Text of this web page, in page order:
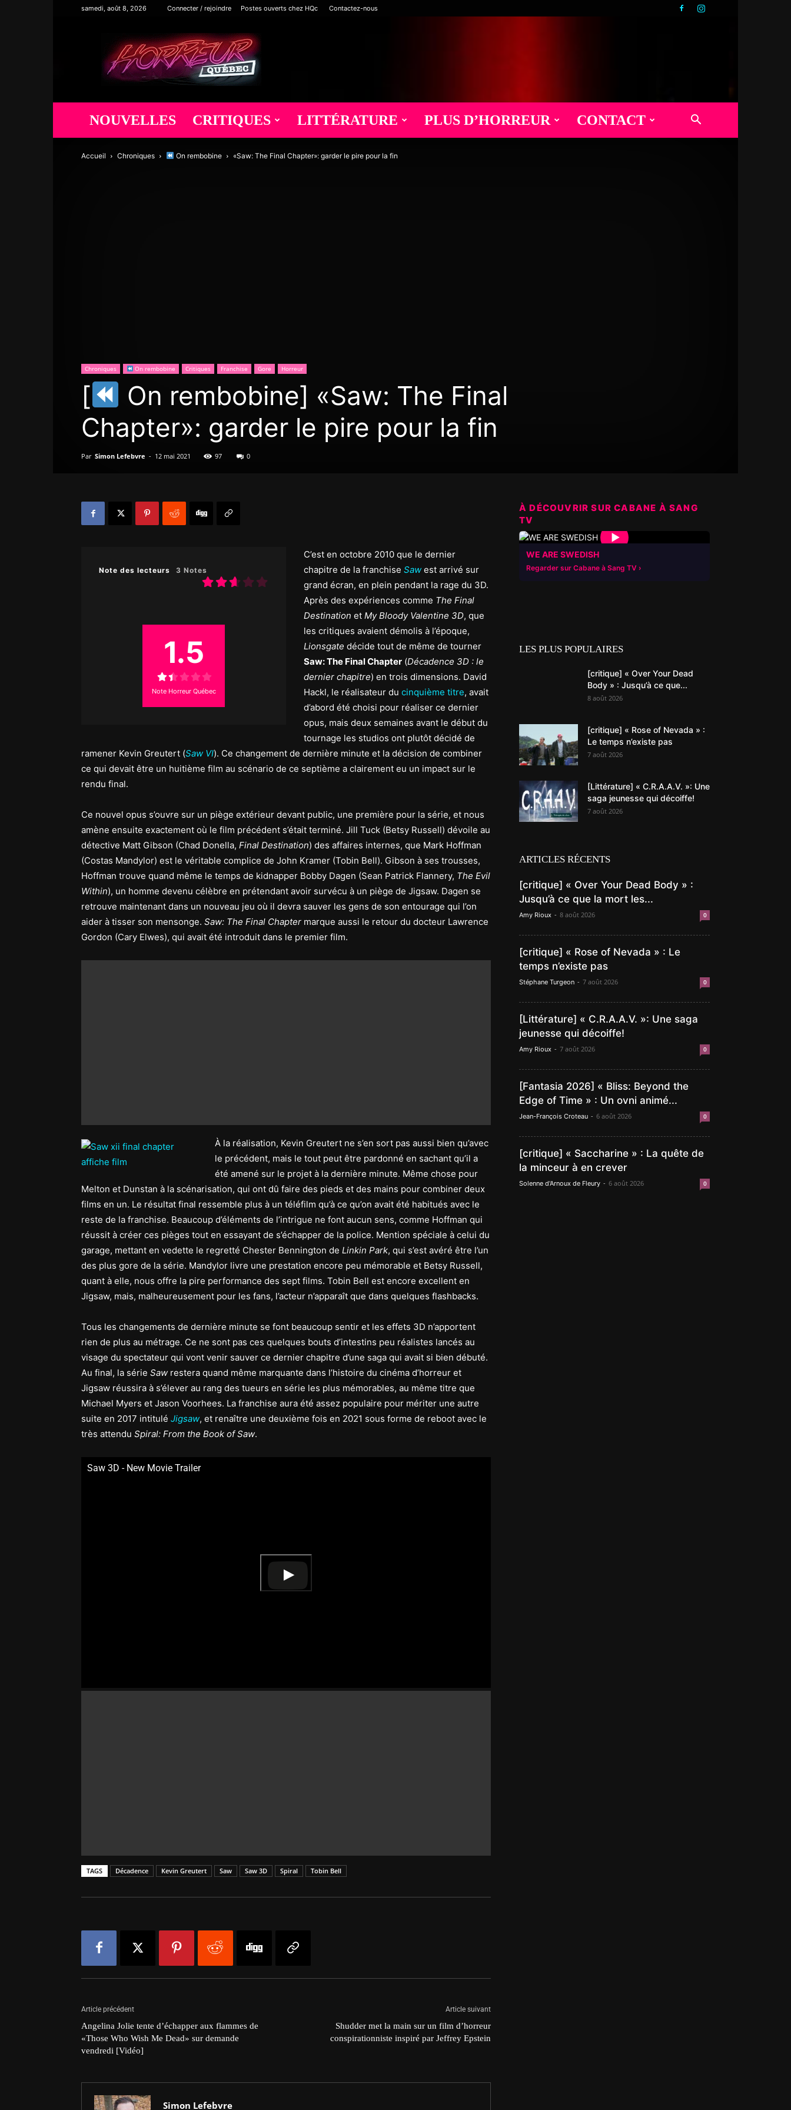
samedi, août 8, 2026 Connecter / rejoindre Postes ouverts chez HQc Contactez-nous
Horreur
Québec
NOUVELLES CRITIQUES LITTÉRATURE PLUS D’HORREUR CONTACT
Accueil Chroniques On rembobine «Saw: The Final Chapter»: garder le pire pour la fin
Chroniques On rembobine Critiques Franchise Gore Horreur
[
On rembobine] «Saw: The Final
Chapter»: garder le pire pour la fin
Par Simon Lefebvre - 12 mai 2021 97 0
Note des lecteurs 3 Notes
1.5
Note Horreur Québec
C’est en octobre 2010 que le dernier
chapitre de la franchise Saw est arrivé sur
grand écran, en plein pendant la rage du 3D.
Après des expériences comme The Final
Destination et My Bloody Valentine 3D, que
les critiques avaient démolis à l’époque,
Lionsgate décide tout de même de tourner
Saw: The Final Chapter (Décadence 3D : le
dernier chapitre) en trois dimensions. David
Hackl, le réalisateur du cinquième titre, avait
d’abord été choisi pour réaliser ce dernier
opus, mais deux semaines avant le début du
tournage les studios ont plutôt décidé de
ramener Kevin Greutert (Saw VI). Ce changement de dernière minute et la décision de combiner
ce qui devait être un huitième film au scénario de ce septième a clairement eu un impact sur le
rendu final.
Ce nouvel opus s’ouvre sur un piège extérieur devant public, une première pour la série, et nous
amène ensuite exactement où le film précédent s’était terminé. Jill Tuck (Betsy Russell) dévoile au
détective Matt Gibson (Chad Donella, Final Destination) des affaires internes, que Mark Hoffman
(Costas Mandylor) est le véritable complice de John Kramer (Tobin Bell). Gibson à ses trousses,
Hoffman trouve quand même le temps de kidnapper Bobby Dagen (Sean Patrick Flannery, The Evil
Within), un homme devenu célèbre en prétendant avoir survécu à un piège de Jigsaw. Dagen se
retrouve maintenant dans un nouveau jeu où il devra sauver les gens de son entourage qui l’on
aider à tisser son mensonge. Saw: The Final Chapter marque aussi le retour du docteur Lawrence
Gordon (Cary Elwes), qui avait été introduit dans le premier film.
À la réalisation, Kevin Greutert ne s’en sort pas aussi bien qu’avec
le précédent, mais le tout peut être pardonné en sachant qu’il a
été amené sur le projet à la dernière minute. Même chose pour
Melton et Dunstan à la scénarisation, qui ont dû faire des pieds et des mains pour combiner deux
films en un. Le résultat final ressemble plus à un téléfilm qu’à ce qu’on avait été habitués avec le
reste de la franchise. Beaucoup d’éléments de l’intrigue ne font aucun sens, comme Hoffman qui
réussit à créer ces pièges tout en essayant de s’échapper de la police. Mention spéciale à celui du
garage, mettant en vedette le regretté Chester Bennington de Linkin Park, qui s’est avéré être l’un
des plus gore de la série. Mandylor livre une prestation encore peu mémorable et Betsy Russell,
quant à elle, nous offre la pire performance des sept films. Tobin Bell est encore excellent en
Jigsaw, mais, malheureusement pour les fans, l’acteur n’apparaît que dans quelques flashbacks.
Tous les changements de dernière minute se font beaucoup sentir et les effets 3D n’apportent
rien de plus au métrage. Ce ne sont pas ces quelques bouts d’intestins peu réalistes lancés au
visage du spectateur qui vont venir sauver ce dernier chapitre d’une saga qui avait si bien débuté.
Au final, la série Saw restera quand même marquante dans l’histoire du cinéma d’horreur et
Jigsaw réussira à s’élever au rang des tueurs en série les plus mémorables, au même titre que
Michael Myers et Jason Voorhees. La franchise aura été assez populaire pour mériter une autre
suite en 2017 intitulé Jigsaw, et renaître une deuxième fois en 2021 sous forme de reboot avec le
très attendu Spiral: From the Book of Saw.
Saw 3D - New Movie Trailer
TAGS Décadence Kevin Greutert Saw Saw 3D Spiral Tobin Bell
Article précédent
Angelina Jolie tente d’échapper aux flammes de
«Those Who Wish Me Dead» sur demande
vendredi [Vidéo]
Article suivant
Shudder met la main sur un film d’horreur
conspirationniste inspiré par Jeffrey Epstein
Simon Lefebvre
À DÉCOUVRIR SUR CABANE À SANG
TV
▶
WE ARE SWEDISH
Regarder sur Cabane à Sang TV
LES PLUS POPULAIRES
[critique] « Over Your Dead
Body » : Jusqu’à ce que...
8 août 2026
[critique] « Rose of Nevada » :
Le temps n’existe pas
7 août 2026
[Littérature] « C.R.A.A.V. »: Une
saga jeunesse qui décoiffe!
7 août 2026
ARTICLES RÉCENTS
[critique] « Over Your Dead Body » :
Jusqu’à ce que la mort les...
Amy Rioux - 8 août 2026 0
[critique] « Rose of Nevada » : Le
temps n’existe pas
Stéphane Turgeon - 7 août 2026 0
[Littérature] « C.R.A.A.V. »: Une saga
jeunesse qui décoiffe!
Amy Rioux - 7 août 2026 0
[Fantasia 2026] « Bliss: Beyond the
Edge of Time » : Un ovni animé...
Jean-François Croteau - 6 août 2026 0
[critique] « Saccharine » : La quête de
la minceur à en crever
Solenne d'Arnoux de Fleury - 6 août 2026 0